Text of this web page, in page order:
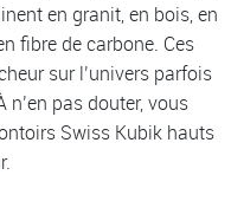
en granit, en bois, en
fibre de carbone. Ces
sur l’univers parfois
pas douter, vous
Swiss Kubik hauts